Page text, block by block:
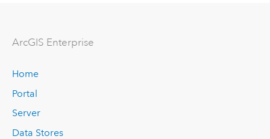
ArcGIS Enterprise
Home
Portal
Server
Data Stores